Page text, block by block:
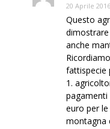
20 Aprile
Questo
anche
fattispecie
1.
pagamenti
euro per
montagna